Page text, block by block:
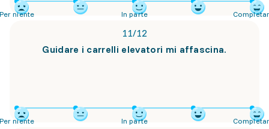
niente In parte
11/12
Guidare i carrelli elevatori mi affascina.
niente In parte